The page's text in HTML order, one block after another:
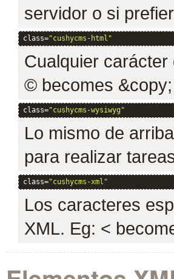
servidor o si
class="cushycms-html"
Cualquier
© becomes &copy;
class="cushycms-wysiwyg"
Lo mismo de
para realizar
class="cushycms-xml"
Los caracteres
XML. Eg: <